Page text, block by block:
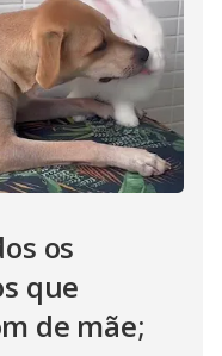
os
que
de mãe;